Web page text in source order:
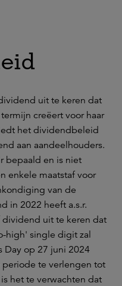
uit te keren dat
creëert voor haar
het dividendbeleid
aan aandeelhouders.
bepaald en is niet
enkele maatstaf voor
van de
in 2022 heeft a.s.r.
uit te keren dat
high' single digit zal
Day op 27 juni 2024
periode te verlengen tot
het te verwachten dat